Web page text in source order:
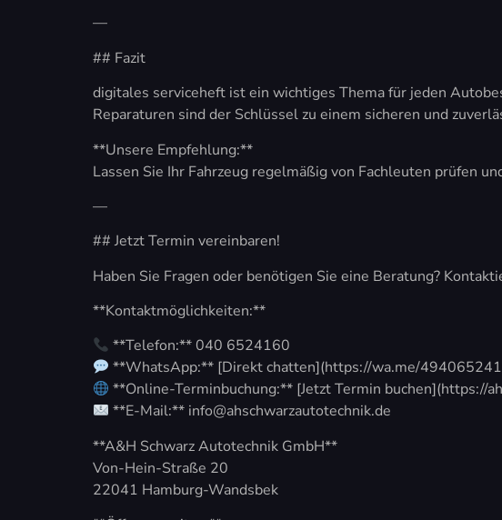
—
## Fazit
digitales serviceheft ist ein wichtiges Thema für jeden
Reparaturen sind der Schlüssel zu einem sicheren und
**Unsere Empfehlung:**
Lassen Sie Ihr Fahrzeug regelmäßig von Fachleuten prüfen
—
## Jetzt Termin vereinbaren!
Haben Sie Fragen oder benötigen Sie eine Beratung?
**Kontaktmöglichkeiten:**
**Telefon:** 040 6524160
**WhatsApp:** [Direkt chatten](https://wa.me/
**Online-Terminbuchung:** [Jetzt Termin buchen](https://
**E-Mail:** info@ahschwarzautotechnik.de
**A&H Schwarz Autotechnik GmbH**
Von-Hein-Straße 20
22041 Hamburg-Wandsbek